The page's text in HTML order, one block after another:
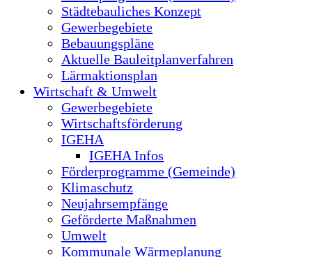
Städtebauliches Konzept
Gewerbegebiete
Bebauungspläne
Aktuelle Bauleitplanverfahren
Lärmaktionsplan
Wirtschaft & Umwelt
Gewerbegebiete
Wirtschaftsförderung
IGEHA
IGEHA Infos
Förderprogramme (Gemeinde)
Klimaschutz
Neujahrsempfänge
Geförderte Maßnahmen
Umwelt
Kommunale Wärmeplanung